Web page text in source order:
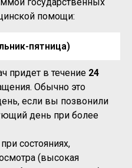
государственных
помощи:
пятница)
придет в течение 24
Обычно это
если вы позвонили
день при более
при состояниях,
(высокая